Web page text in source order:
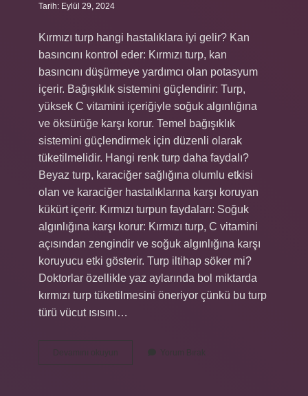
Tarih: Eylül 29, 2024
Kırmızı turp hangi hastalıklara iyi gelir? Kan
basıncını kontrol eder: Kırmızı turp, kan
basıncını düşürmeye yardımcı olan potasyum
içerir. Bağışıklık sistemini güçlendirir: Turp,
yüksek C vitamini içeriğiyle soğuk algınlığına
ve öksürüğe karşı korur. Temel bağışıklık
sistemini güçlendirmek için düzenli olarak
tüketilmelidir. Hangi renk turp daha faydalı?
Beyaz turp, karaciğer sağlığına olumlu etkisi
olan ve karaciğer hastalıklarına karşı koruyan
kükürt içerir. Kırmızı turpun faydaları: Soğuk
algınlığına karşı korur: Kırmızı turp, C vitamini
açısından zengindir ve soğuk algınlığına karşı
koruyucu etki gösterir. Turp iltihap söker mi?
Doktorlar özellikle yaz aylarında bol miktarda
kırmızı turp tüketilmesini öneriyor çünkü bu turp
türü vücut ısısını…
Devamını okuyun
Hangi
Yorum Bırak